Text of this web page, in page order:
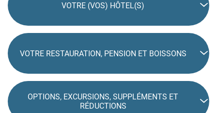
VOTRE (VOS) HÔTEL(S)
VOTRE RESTAURATION, PENSION ET BOISSONS
OPTIONS, EXCURSIONS, SUPPLÉMENTS ET
RÉDUCTIONS